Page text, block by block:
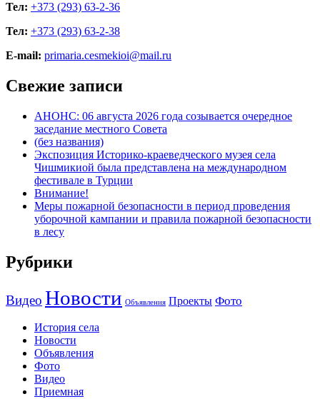
Тел: +373 (293) 63-2-36
Тел: +373 (293) 63-2-38
E-mail: primaria.cesmekioi@mail.ru
Свежие записи
АНОНС: 06 августа 2026 года созывается очередное
заседание местного Совета
(без названия)
Экспозиция Историко-краеведческого музея села
Чишмикиой была представлена на международном
фестивале в Турции
Внимание!
Меры пожарной безопасности в период проведения
уборочной кампании и правила пожарной безопасности
в лесу
Рубрики
Видео Новости Объявления Проекты Фото
История села
Новости
Объявления
Фото
Видео
Приемная